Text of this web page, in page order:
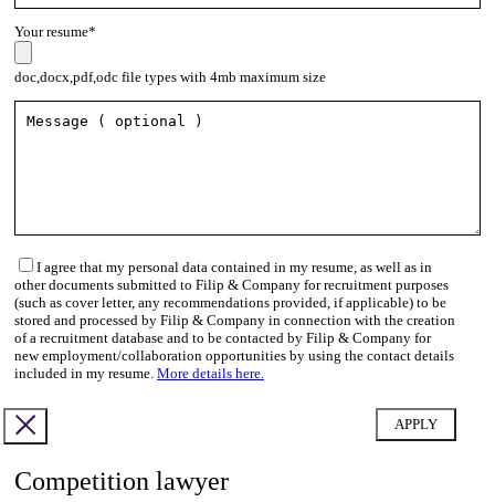
Your resume*
doc,docx,pdf,odc file types with 4mb maximum size
I agree that my personal data contained in my resume, as well as in
other documents submitted to Filip & Company for recruitment purposes
(such as cover letter, any recommendations provided, if applicable) to be
stored and processed by Filip & Company in connection with the creation
of a recruitment database and to be contacted by Filip & Company for
new employment/collaboration opportunities by using the contact details
included in my resume. More details here.
Competition lawyer